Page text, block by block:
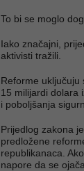
To bi se moglo
Iako značajni,
aktivisti tražili.
Reforme uključuju
15 milijardi dolara
i poboljšanja
Prijedlog zakona
predložene
republikanaca.
napore da se